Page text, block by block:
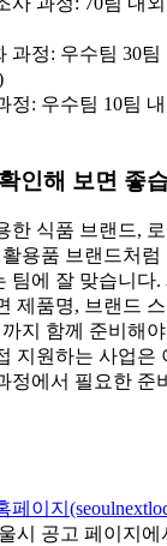
과정: 우수팀 30
정: 우수팀 10팀
인해 보면 좋
한 식품 브랜드,
용품 브랜드처
팀에 잘 맞습니다.
제품명, 브랜드
지 함께 준비해
지원하는 사업은
정에서 필요한 준
이지
시 공고 페이지